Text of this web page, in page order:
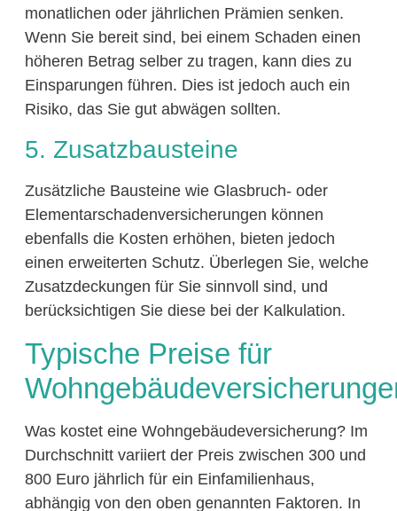
monatlichen oder jährlichen Prämien senken.
Wenn Sie bereit sind, bei einem Schaden einen
höheren Betrag selber zu tragen, kann dies zu
Einsparungen führen. Dies ist jedoch auch ein
Risiko, das Sie gut abwägen sollten.
5. Zusatzbausteine
Zusätzliche Bausteine wie Glasbruch- oder
Elementarschadenversicherungen können
ebenfalls die Kosten erhöhen, bieten jedoch
einen erweiterten Schutz. Überlegen Sie, welche
Zusatzdeckungen für Sie sinnvoll sind, und
berücksichtigen Sie diese bei der Kalkulation.
Typische Preise für
Was kostet eine Wohngebäudeversicherung? Im
Durchschnitt variiert der Preis zwischen 300 und
800 Euro jährlich für ein Einfamilienhaus,
abhängig von den oben genannten Faktoren. In